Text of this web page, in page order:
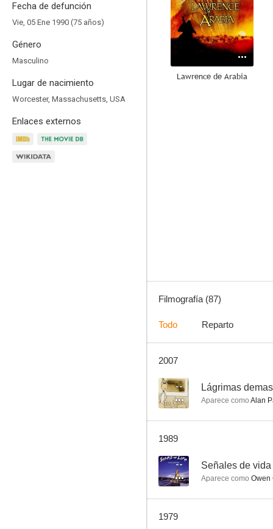
Fecha de defunción
Vie, 05 Ene 1990 (75 años)
Género
Masculino
Lugar de nacimiento
Worcester, Massachusetts, USA
Enlaces externos
Lawrence de Arabia
7.0
Filmografía (87)
Todo Reparto
2007
-- Lágrimas
Aparece como Alan
1989
-- Señales de vida
Aparece como Owen
1979